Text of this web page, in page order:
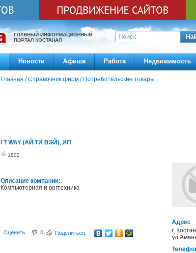
ГЛАВНЫЙ ИНФОРМАЦИОННЫЙ
ПОРТАЛ КОСТАНАЯ
Новости Афиша Работа Недвижимость
Главная /Справочник фирм / Потребительские товары
I T WAY (АЙ ТИ ВЭЙ), ИП
1802
Описание компании:
Компьютерная и оргтехника
Адрес
г.
Оценить 0 Поделиться: